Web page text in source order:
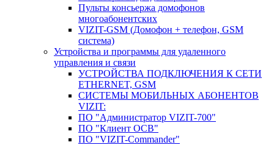
Пульты консьержа домофонов
многоабонентских
VIZIT-GSM (Домофон + телефон, GSM
система)
Устройства и программы для удаленного
управления и связи
УСТРОЙСТВА ПОДКЛЮЧЕНИЯ К СЕТИ
ETHERNET, GSM
CИСТЕМЫ МОБИЛЬНЫХ АБОНЕНТОВ
VIZIT:
ПО "Администратор VIZIT-700"
ПО "Клиент ОСВ"
ПО "VIZIT-Commander"